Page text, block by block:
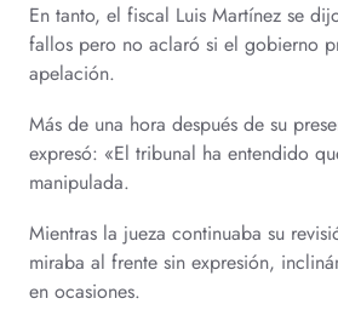
En tanto, el fiscal Luis Martínez se
fallos pero no aclaró si el gobierno
apelación.
Más de una hora después de su
expresó: «El tribunal ha entendido
manipulada.
Mientras la jueza continuaba su
miraba al frente sin expresión,
en ocasiones.